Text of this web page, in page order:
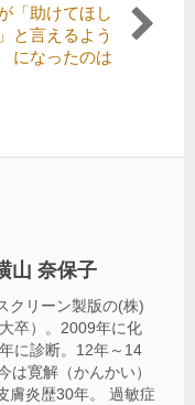
「助けてほし
と言えるよう
になったのは
山 奈保子
クリーン製版の(株)
卒）。2009年に化
に診断。12年～14
は寛解（かんかい）
膚炎歴30年。 過敏症